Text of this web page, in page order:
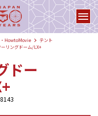
HowtoMovie
テント
ーリングドーム/LX+
ドー